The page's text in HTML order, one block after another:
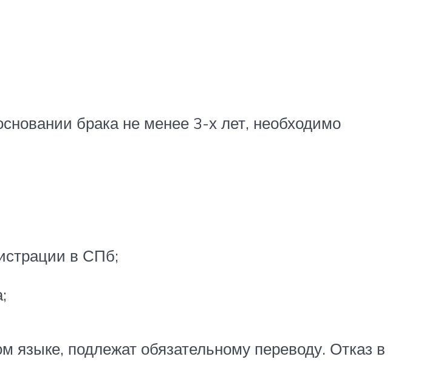
брака не менее 3-х лет, необходимо
в СПб;
подлежат обязательному переводу. Отказ в